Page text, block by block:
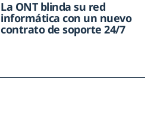
La ONT blinda su red
informática con un nuevo
contrato de soporte 24/7